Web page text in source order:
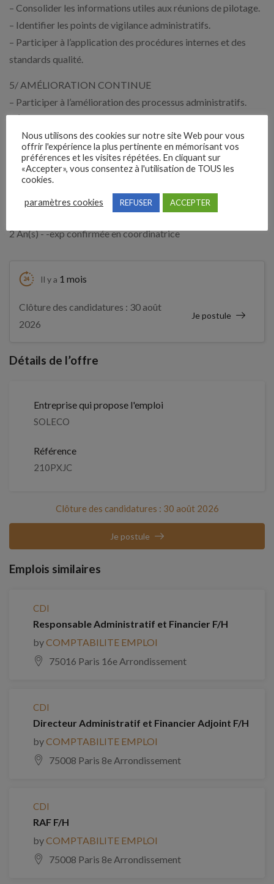
– Consolider les informations utiles aux réunions de pilotage.
– Identifier les points de vigilance administratifs.
– Participer à l’application des procédures internes et des
standards qualité.
5/ AMÉLIORATION CONTINUE
– Participer à l’amélioration des processus administratifs.
– Être force de proposition dans l’évolution des méthodes de
travail.
– Contribuer au système de management de la qualité (ISO
9001).
Expérience demandée
2 An(s) - -exp confirmée en coordinatrice
Il y a 1 mois
Clôture des candidatures : 30 août
2026
Je postule
Détails de l’offre
Entreprise qui propose l'emploi
SOLECO
Référence
210PXJC
Clôture des candidatures : 30 août 2026
Je postule
Emplois similaires
CDI
Responsable Administratif et Financier F/H
byCOMPTABILITE EMPLOI
75016 Paris 16e Arrondissement
CDI
Directeur Administratif et Financier Adjoint F/H
byCOMPTABILITE EMPLOI
75008 Paris 8e Arrondissement
CDI
RAF F/H
byCOMPTABILITE EMPLOI
75008 Paris 8e Arrondissement
Nous utilisons des cookies sur notre site Web pour vous
offrir l'expérience la plus pertinente en mémorisant vos
préférences et les visites répétées. En cliquant sur
«Accepter», vous consentez à l'utilisation de TOUS les
cookies.
paramètres cookies REFUSER ACCEPTER